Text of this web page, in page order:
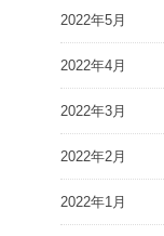
2022年5月
2022年4月
2022年3月
2022年2月
2022年1月